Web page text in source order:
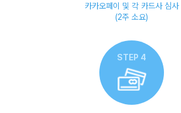
카카오페이 및 각 카드사 심사
(2주 소요)
STEP 4